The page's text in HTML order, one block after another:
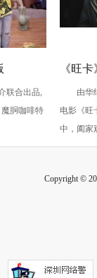
快乐》
联合出品,
胴咖啡特
《旺
评不
满！
由华纳
电影《旺
中，阖家
Copyright ©